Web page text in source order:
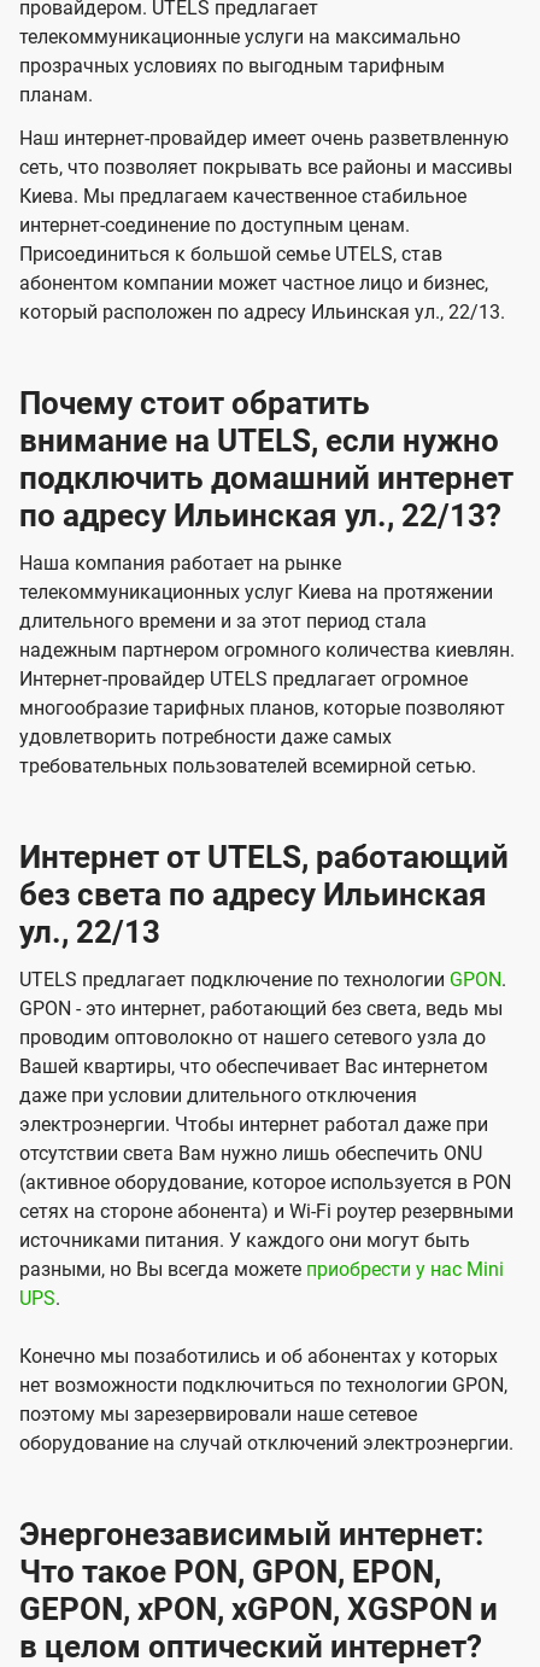
s
и
д
е
н
и
я
д
е
и
я
провайдером. UTELS предлагает
телекоммуникационные услуги на максимально
прозрачных условиях по выгодным тарифным
планам.
Наш интернет-провайдер имеет очень разветвленную
сеть, что позволяет покрывать все районы и массивы
Киева. Мы предлагаем качественное стабильное
интернет-соединение по доступным ценам.
Присоединиться к большой семье UTELS, став
абонентом компании может частное лицо и бизнес,
который расположен по адресу Ильинская ул., 22/13.
Почему стоит обратить
внимание на UTELS, если нужно
подключить домашний интернет
по адресу Ильинская ул., 22/13?
Наша компания работает на рынке
телекоммуникационных услуг Киева на протяжении
длительного времени и за этот период стала
надежным партнером огромного количества киевлян.
Интернет-провайдер UTELS предлагает огромное
многообразие тарифных планов, которые позволяют
удовлетворить потребности даже самых
требовательных пользователей всемирной сетью.
Интернет от UTELS, работающий
без света по адресу Ильинская
ул., 22/13
UTELS предлагает подключение по технологии GPON.
GPON - это интернет, работающий без света, ведь мы
проводим оптоволокно от нашего сетевого узла до
Вашей квартиры, что обеспечивает Вас интернетом
даже при условии длительного отключения
электроэнергии. Чтобы интернет работал даже при
отсутствии света Вам нужно лишь обеспечить ONU
(активное оборудование, которое используется в PON
сетях на стороне абонента) и Wi-Fi роутер резервными
источниками питания. У каждого они могут быть
разными, но Вы всегда можете приобрести у нас Mini
UPS.
Конечно мы позаботились и об абонентах у которых
нет возможности подключиться по технологии GPON,
поэтому мы зарезервировали наше сетевое
оборудование на случай отключений электроэнергии.
Энергонезависимый интернет:
Что такое PON, GPON, EPON,
GEPON, xPON, xGPON, XGSPON и
в целом оптический интернет?